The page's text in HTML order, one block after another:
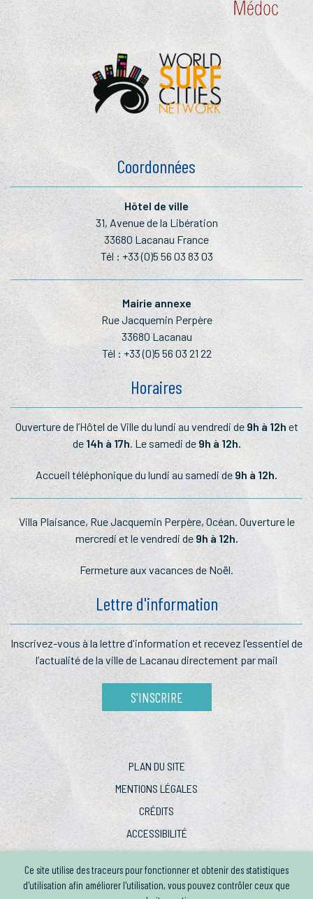
Ce site utilise des traceurs pour fonctionner et obtenir des statistiques
d'utilisation afin améliorer l'utilisation, vous pouvez contrôler ceux que
Coordonnées
Hôtel de ville
31, Avenue de la Libération
33680 Lacanau France
Tél : +33 (0)5 56 03 83 03
Mairie annexe
Rue Jacquemin Perpère
33680 Lacanau
Tél : +33 (0)5 56 03 21 22
Horaires
Ouverture de l’Hôtel de Ville du lundi au vendredi de 9h à 12h et
de 14h à 17h . Le samedi de 9h à 12h.
Accueil téléphonique du lundi au samedi de9h à 12h.
Villa Plaisance, Rue Jacquemin Perpère, Océan. Ouverture le
mercredi et le vendredi de 9h à 12h.
Fermeture aux vacances de Noël.
Lettre d'information
Inscrivez-vous à la lettred'information et recevez l'essentiel de
l’actualité de la ville de Lacanau directement par mail
S'INSCRIRE
PLAN DU SITE
MENTIONS LÉGALES
CRÉDITS
ACCESSIBILITÉ